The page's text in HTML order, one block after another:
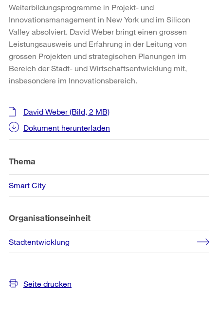
Weiterbildungsprogramme in Projekt- und
Innovationsmanagement in New York und im Silicon
Valley absolviert. David Weber bringt einen grossen
Leistungsausweis und Erfahrung in der Leitung von
grossen Projekten und strategischen Planungen im
Bereich der Stadt- und Wirtschaftsentwicklung mit,
insbesondere im Innovationsbereich.
Weitere
Informationen
David Weber(Bild, 2 MB)
Dokument herunterladen
Thema
Smart City
Organisationseinheit
Stadtentwicklung
Seite drucken